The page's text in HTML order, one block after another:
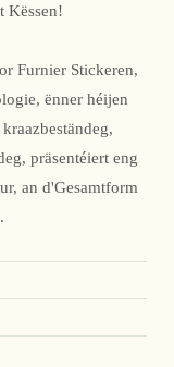
Këssen!
Furnier Stickeren,
ënner héijen
präsentéiert eng
an d'Gesamtform